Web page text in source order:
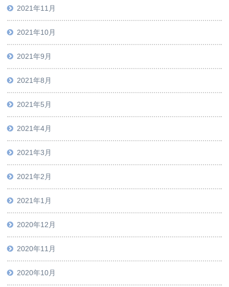
2021年11月
2021年10月
2021年9月
2021年8月
2021年5月
2021年4月
2021年3月
2021年2月
2021年1月
2020年12月
2020年11月
2020年10月